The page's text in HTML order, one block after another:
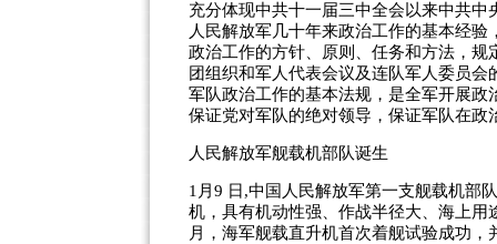
充分体现中共十一届三中全会以来中共
人民解放军几十年来政治工作的基本经
政治工作的方针、原则、任务和方法，
团组织和军人代表会议及连队军人委员
军队政治工作的基本法规，是全军开展
保证党对军队的绝对领导，保证军队在
人民解放军舰载机部队诞生
1月9 日,中国人民解放军第一支舰载机部
机，具有机动性强、作战半径大、海上
月，海军舰载直升机首次着舰试验成功